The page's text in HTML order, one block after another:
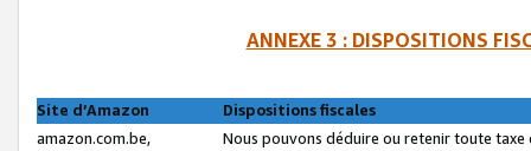
ANNEXE 3 : DISPOSITIONS
Site d’Amazon
Dispositions fiscales
amazon.com.be,
Nous pouvons déduire ou retenir toute